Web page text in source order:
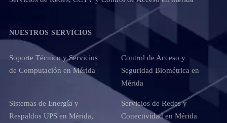
NUESTROS SERVICIOS
Soporte Técnico y Servicios
de Computación en Mérida
Control de Acceso y
Seguridad Biométrica en
Mérida
Sistemas de Energía y
Respaldos UPS en Mérida,
Servicios de Redes y
Conectividad en Mérida